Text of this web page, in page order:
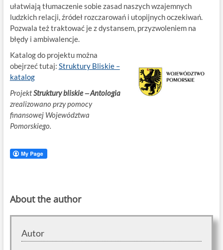
ułatwiają tłumaczenie sobie zasad naszych wzajemnych
ludzkich relacji, źródeł rozczarowań i utopijnych oczekiwań.
Pozwala też traktować je z dystansem, przyzwoleniem na
błędy i ambiwalencje.
Katalog do projektu można
obejrzeć tutaj: Struktury Bliskie –
katalog
ProjektStruktury bliskie ‒ Antologia
zrealizowano przy pomocy
finansowej Województwa
Pomorskiego.
About the author
Autor